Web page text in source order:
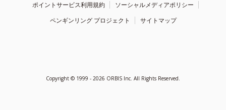
ポイントサービス利用規約
ソーシャルメディアポリシー
ペンギンリング プロジェクト
サイトマップ
Copyright © 1999 - 2026 ORBIS Inc. All Rights Reserved.